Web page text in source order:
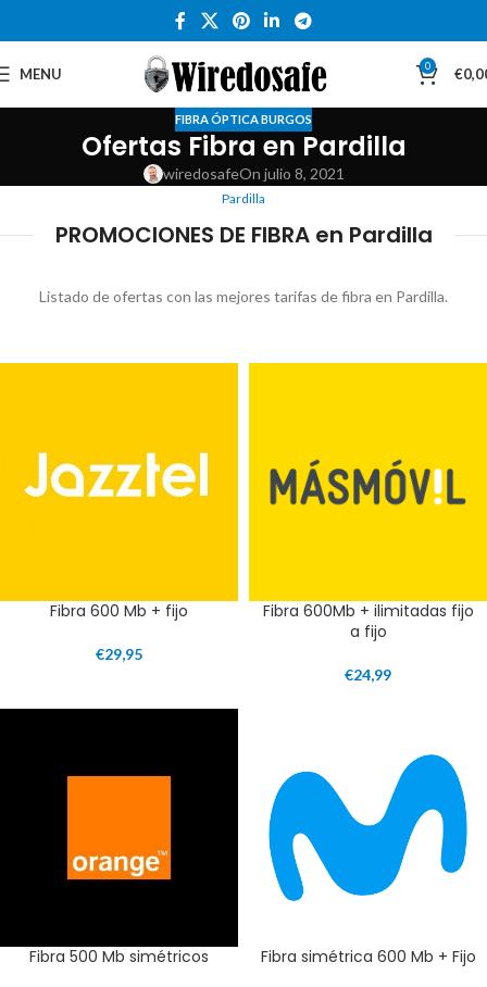
MENU 0 €
FIBRA ÓPTICA BURGOS
Ofertas Fibra en Pardilla
wiredosafeOn julio 8, 2021
Pardilla
PROMOCIONES DE FIBRA en Pardilla
Listado de ofertas con las mejores tarifas de fibra en Pardilla.
Fibra 600 Mb + fijo
€29,95
Fibra 600Mb + ilimitadas fijo
a fijo
€24,99
Fibra 500 Mb simétricos Fibra simétrica 600 Mb + Fijo